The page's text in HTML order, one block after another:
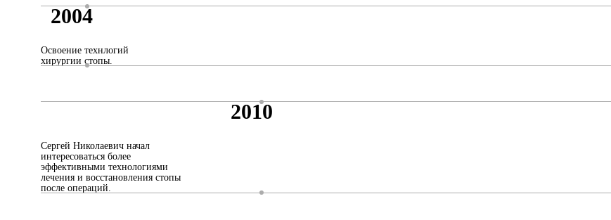
2004
Освоение технлогий
хирургии стопы.
2010
Сергей Николаевич начал
интересоваться более
эффективными технологиями
лечения и восстановления стопы
после операций.